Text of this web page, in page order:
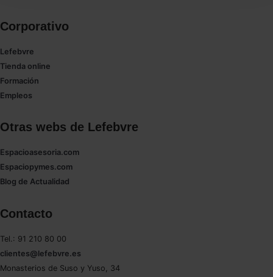
las que sean indispensables para la navegación.
Saber más acerca de las cookies
Corporativo
Lefebvre
Tienda online
Formación
Empleos
Otras webs de Lefebvre
Espacioasesoria.com
Espaciopymes.com
Blog de Actualidad
Contacto
Tel.: 91 210 80 00
clientes@lefebvre.es
Monasterios de Suso y Yuso, 34